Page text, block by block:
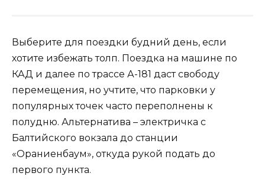
Выберите для поездки будний день, если
хотите избежать толп. Поездка на машине по
КАД и далее по трассе А-181 даст свободу
перемещения, но учтите, что парковки у
популярных точек часто переполнены к
полудню. Альтернатива – электричка с
Балтийского вокзала до станции
«Ораниенбаум», откуда рукой подать до
первого пункта.